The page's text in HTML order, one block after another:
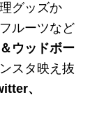
グッズか
ルーツなど
ウッドボー
スタ映え抜
、